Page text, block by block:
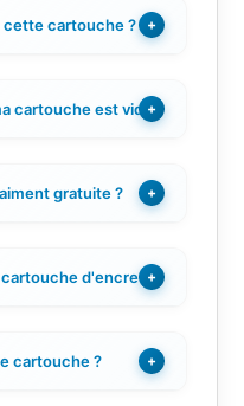
cette cartouche ? +
cartouche est vide ?
+
gratuite ? +
d'encre ?+
cartouche ? +